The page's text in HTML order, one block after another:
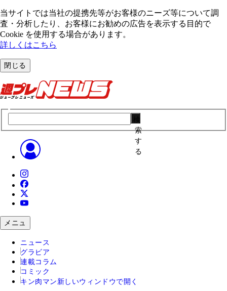
当サイトでは当社の提携先等がお客様のニーズ等について調
査・分析したり、お客様にお勧めの広告を表⽰する⽬的で
Cookie を使⽤する場合があります。
詳しくはこちら
閉じる
索
す
る
メニュ
ニュース
グラビア
連載コラム
コミック
キン肉マン 新しいウィンドウで開く